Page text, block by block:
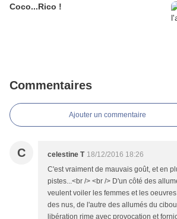
Coco...Rico !
Commentaires
Ajouter un commentaire
C celestine T 18/12/2016 18:26
C'est vraiment de mauvais goût, et en
pistes...<br /> <br /> D'un côté des
veulent voiler les femmes et les
des nus, de l'autre des allumés du
libération rime avec provocation et